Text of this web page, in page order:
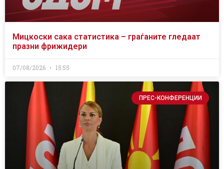
Мицкоски сака статистика – граѓаните гледаат
празни фрижидери
07/08/2026 15:55
ПРЕС-КОНФЕРЕНЦИИ